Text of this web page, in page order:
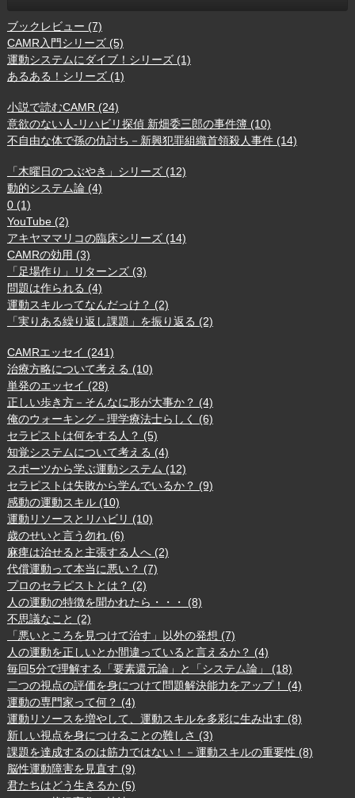
ブックレビュー (7)
CAMR入門シリーズ (5)
運動システムにダイブ！シリーズ (1)
あるある！シリーズ (1)
小説で読むCAMR (24)
意欲のない人-リハビリ探偵 新畑委三郎の事件簿 (10)
不自由な体で孫の仇討ち－新興犯罪組織首領殺人事件 (14)
「木曜日のつぶやき」シリーズ (12)
動的システム論 (4)
0 (1)
YouTube (2)
アキヤママリコの臨床シリーズ (14)
CAMRの効用 (3)
「足場作り」リターンズ (3)
問題は作られる (4)
運動スキルってなんだっけ？ (2)
「実りある繰り返し課題」を振り返る (2)
CAMRエッセイ (241)
治療方略について考える (10)
単発のエッセイ (28)
正しい歩き方－そんなに形が大事か？ (4)
俺のウォーキング－理学療法士らしく (6)
セラピストは何をする人？ (5)
知覚システムについて考える (4)
スポーツから学ぶ運動システム (12)
セラピストは失敗から学んでいるか？ (9)
感動の運動スキル (10)
運動リソースとリハビリ (10)
歳のせいと言う勿れ (6)
麻痺は治せると主張する人へ (2)
代償運動って本当に悪い？ (7)
プロのセラピストとは？ (2)
人の運動の特徴を聞かれたら・・・ (8)
不思議なこと (2)
「悪いところを見つけて治す」以外の発想 (7)
人の運動を正しいとか間違っていると言えるか？ (4)
毎回5分で理解する「要素還元論」と「システム論」 (18)
二つの視点の評価を身につけて問題解決能力をアップ！ (4)
運動の専門家って何？ (4)
運動リソースを増やして、運動スキルを多彩に生み出す (8)
新しい視点を身につけることの難しさ (3)
課題を達成するのは筋力ではない！－運動スキルの重要性 (8)
脳性運動障害を見直す (9)
君たちはどう生きるか (5)